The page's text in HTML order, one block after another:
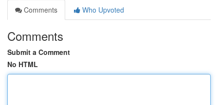
Comments
Who Upvoted
Comments
Submit a Comment
No HTML